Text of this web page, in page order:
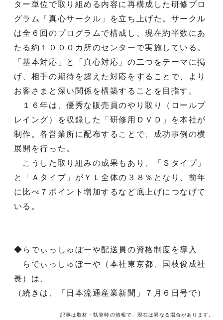
ター単位で取り組める内容に再構成した研修プロ
グラム「真心サークル」を立ち上げた。サークル
は全６回のプログラムで構成し、現在約半数にあ
たる約１０００カ所のセンターで実施している。
「基本対応」と「真心対応」の二つをテーマに掲
げ、相手の期待を超えた対応をすることで、より
お客さまと深い関係を構築することを目指す。
１６年は、優秀な販売員のやり取り（ロールプ
レイング）を収録した「研修用ＤＶＤ」を本社が
制作。各営業所に配布することで、成功事例の横
展開を行った。
こうした取り組みの成果もあり、「Ｓタイプ」
と「Ａタイプ」がＹＬ全体の３８％となり、前年
に比べ７ポイント増加するなど底上げにつなげて
いる。
◆らでぃっしゅぼーや配送員の資格制度を導入
らでぃっしゅぼーや（本社東京都、国枝俊成社
長）は、
（続きは、「日本流通産業新聞」７月６日号で）
記事は取材・執筆時の情報で、現在は異なる場合があります。